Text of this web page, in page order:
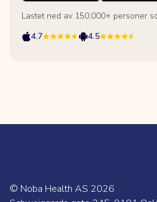
Lastet ned av 150,000+ personer
4.7
4.5
© Noba Health AS 2026